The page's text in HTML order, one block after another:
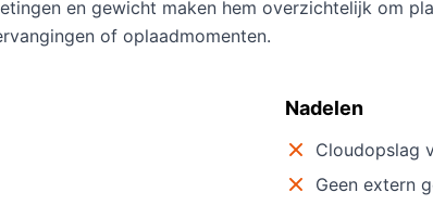
en gewicht maken hem overzichtelijk om
of oplaadmomenten.
Nadelen
Cloudopslag
Geen extern